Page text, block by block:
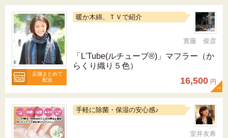
店舗まとめて
配送
暖か木綿、ＴＶで紹介
實藤 俊彦
「L'Tube(ルチューブ®)」マフラー（か
らくり織り５色）
16,500 円
手軽に除菌・保湿の安心感♪
室井友希